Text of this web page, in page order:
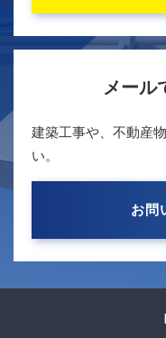
メール
建築工事や、不動産
い。
お問